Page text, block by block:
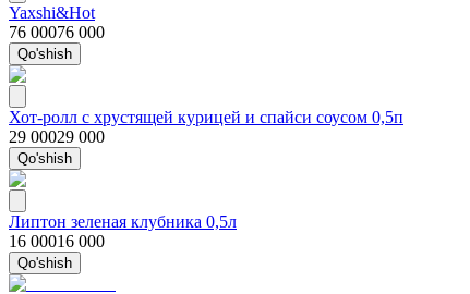
Yaxshi&Hot
76 00076 000
Qo'shish
Хот-ролл с хрустящей курицей и спайси соусом 0,5п
29 00029 000
Qo'shish
Липтон зеленая клубника 0,5л
16 00016 000
Qo'shish